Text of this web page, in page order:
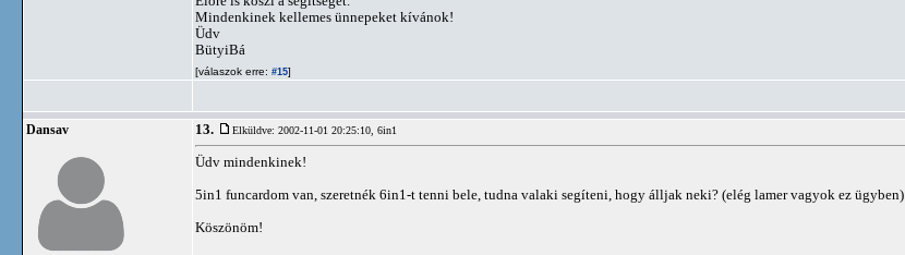
Mindenkinek kellemes ünnepeket kívánok!
Üdv
BütyiBá
[válaszok erre: #15]
Dansav 13. Elküldve: 2002-11-01 20:25:10, 6in1
Üdv mindenkinek!
5in1 funcardom van, szeretnék 6in1-t tenni bele, tudna valaki segíteni, hogy álljak neki? (elég lamer vagyok ez ügyben)
Köszönöm!